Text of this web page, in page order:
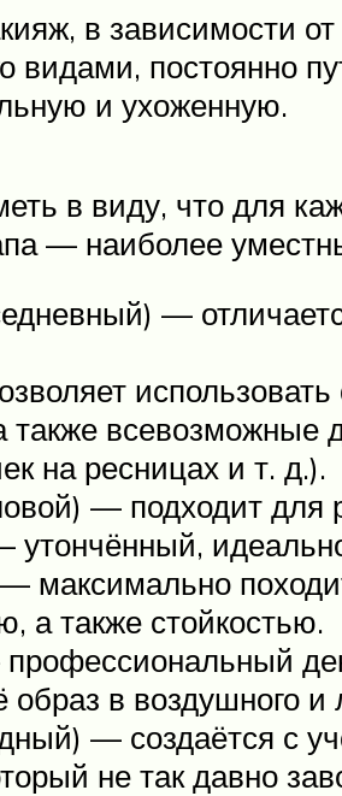
в зависимости
видами, постоянно
и ухоженную.
в виду, что для
— наиболее
—
всевозможные
на ресницах и т. д.).
— подходит для
утончённый,
максимально
а также стойкостью.
в воздушного и
— создаётся с
не так давно